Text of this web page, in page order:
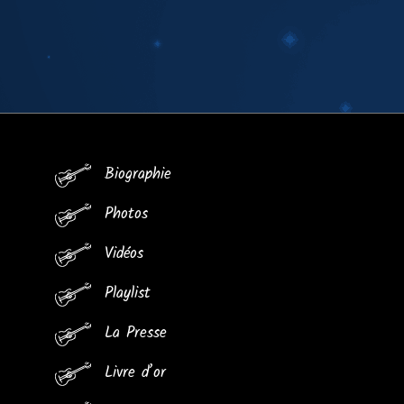
Biographie
Photos
Vidéos
Playlist
La Presse
Livre d’or